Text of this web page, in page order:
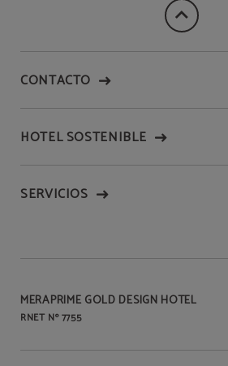
CONTACTO
HOTEL SOSTENIBLE
SERVICIOS
MERAPRIME GOLD DESIGN HOTEL
RNET Nº 7755